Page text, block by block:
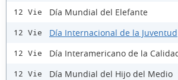
12 Vie Día Mundial del Elefante
12 Vie Día Internacional de la Juventud
12 Vie Día Interamericano de la
12 Vie Día Mundial del Hijo del Medio